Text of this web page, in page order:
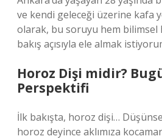
ve kendi geleceği üzerine kafa
olarak, bu soruyu hem bilimsel
bakış açısıyla ele almak
Horoz Dişi midir?
Perspektifi
İlk bakışta, horoz dişi…
horoz deyince aklımıza